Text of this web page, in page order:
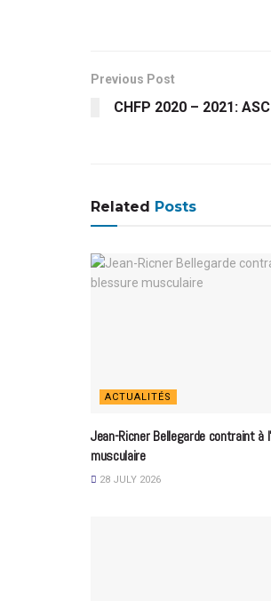
Previous Post
CHFP 2020 – 2021: ASC
Related Posts
ACTUALITÉS
Jean-Ricner Bellegarde contraint à
musculaire
28 JULY 2026